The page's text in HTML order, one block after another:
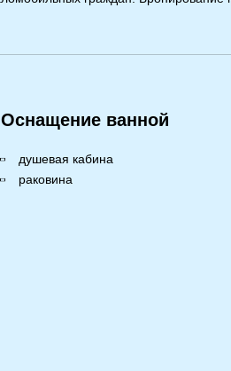
Оснащение ванной
душевая кабина
раковина